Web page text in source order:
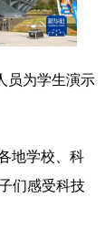
数字经济
为学生演示
地学校、科
们感受科技